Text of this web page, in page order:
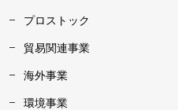
プロストック
貿易関連事業
海外事業
環境事業